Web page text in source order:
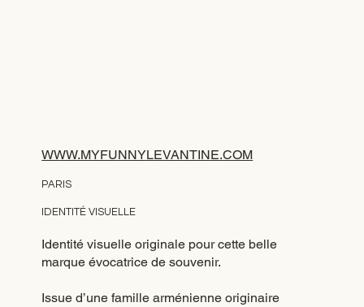
WWW.MYFUNNYLEVANTINE.COM
PARIS
IDENTITÉ VISUELLE
Identité visuelle originale pour cette belle
marque évocatrice de souvenir.
Issue d’une famille arménienne originaire